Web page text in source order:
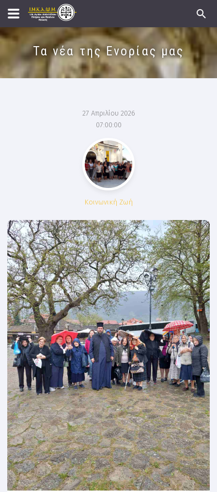
Τα νέα της Ενορίας μας
27 Απριλίου 2026
07:00:00
Κοινωνική Ζωή